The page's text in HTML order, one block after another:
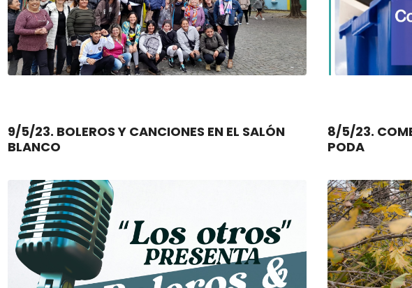
9/5/23. BOLEROS Y CANCIONES EN EL SALÓN
BLANCO
8/5/23. COMENZÓ UNA NUEVA CAMPAÑA DE
PODA